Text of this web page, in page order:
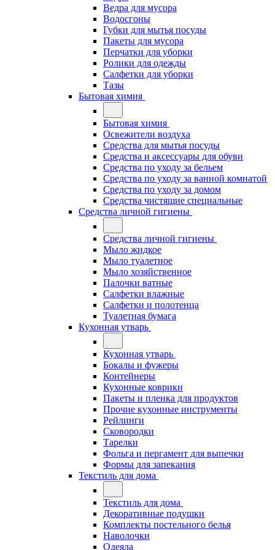
Ведра для мусора
Водосгоны
Губки для мытья посуды
Пакеты для мусора
Перчатки для уборки
Ролики для одежды
Салфетки для уборки
Тазы
Бытовая химия
Бытовая химия
Освежители воздуха
Средства для мытья посуды
Средства и аксессуары для обуви
Средства по уходу за бельем
Средства по уходу за ванной комнатой
Средства по уходу за домом
Средства чистящие специальные
Средства личной гигиены
Средства личной гигиены
Мыло жидкое
Мыло туалетное
Мыло хозяйственное
Палочки ватные
Салфетки влажные
Салфетки и полотенца
Туалетная бумага
Кухонная утварь
Кухонная утварь
Бокалы и фужеры
Контейнеры
Кухонные коврики
Пакеты и пленка для продуктов
Прочие кухонные инструменты
Рейлинги
Сковородки
Тарелки
Фольга и пергамент для выпечки
Формы для запекания
Текстиль для дома
Текстиль для дома
Декоративные подушки
Комплекты постельного белья
Наволочки
Одеяла